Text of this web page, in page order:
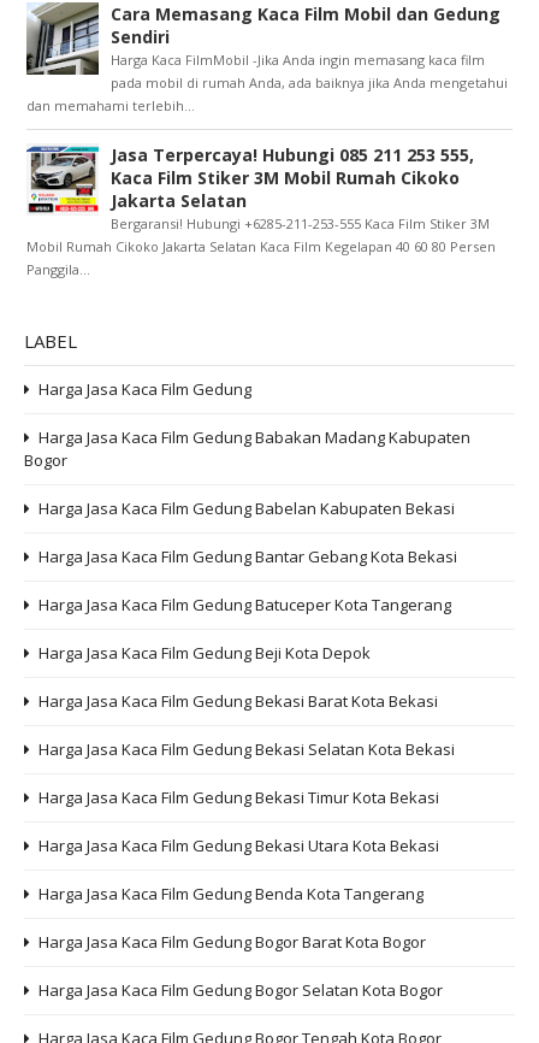
Cara Memasang Kaca Film Mobil dan Gedung
Sendiri
Harga Kaca FilmMobil -Jika Anda ingin memasang kaca film
pada mobil di rumah Anda, ada baiknya jika Anda mengetahui
dan memahami terlebih...
Jasa Terpercaya! Hubungi 085 211 253 555,
Kaca Film Stiker 3M Mobil Rumah Cikoko
Jakarta Selatan
Bergaransi! Hubungi +6285-211-253-555 Kaca Film Stiker 3M
Mobil Rumah Cikoko Jakarta Selatan Kaca Film Kegelapan 40 60 80 Persen
Panggila...
LABEL
Harga Jasa Kaca Film Gedung
Harga Jasa Kaca Film Gedung Babakan Madang Kabupaten
Bogor
Harga Jasa Kaca Film Gedung Babelan Kabupaten Bekasi
Harga Jasa Kaca Film Gedung Bantar Gebang Kota Bekasi
Harga Jasa Kaca Film Gedung Batuceper Kota Tangerang
Harga Jasa Kaca Film Gedung Beji Kota Depok
Harga Jasa Kaca Film Gedung Bekasi Barat Kota Bekasi
Harga Jasa Kaca Film Gedung Bekasi Selatan Kota Bekasi
Harga Jasa Kaca Film Gedung Bekasi Timur Kota Bekasi
Harga Jasa Kaca Film Gedung Bekasi Utara Kota Bekasi
Harga Jasa Kaca Film Gedung Benda Kota Tangerang
Harga Jasa Kaca Film Gedung Bogor Barat Kota Bogor
Harga Jasa Kaca Film Gedung Bogor Selatan Kota Bogor
Harga Jasa Kaca Film Gedung Bogor Tengah Kota Bogor